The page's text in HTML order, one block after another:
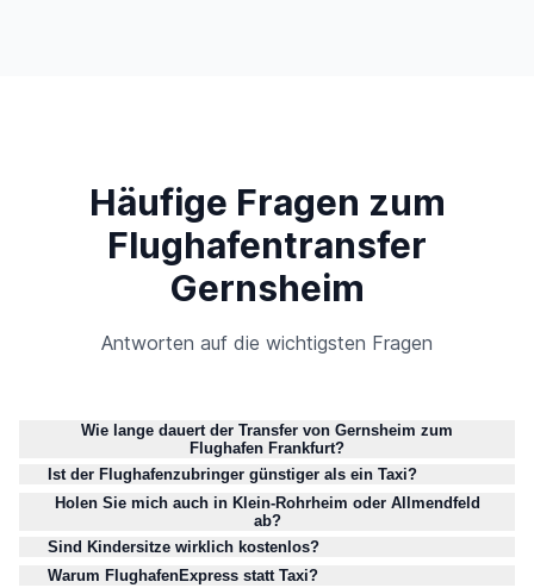
Häufige Fragen zum
Flughafentransfer
Gernsheim
Antworten auf die wichtigsten Fragen
Wie lange dauert der Transfer von Gernsheim zum
Flughafen Frankfurt?
Ist der Flughafenzubringer günstiger als ein Taxi?
Holen Sie mich auch in Klein-Rohrheim oder Allmendfeld
ab?
Sind Kindersitze wirklich kostenlos?
Warum FlughafenExpress statt Taxi?